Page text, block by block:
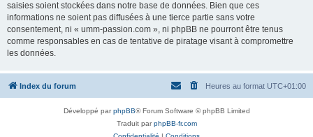
saisies soient stockées dans notre base de données. Bien que ces
informations ne soient pas diffusées à une tierce partie sans votre
consentement, ni « umm-passion.com », ni phpBB ne pourront être tenus
comme responsables en cas de tentative de piratage visant à compromettre
les données.
Index du forum Heures au format UTC+01:00
Développé parphpBB® Forum Software © phpBB Limited
Traduit parphpBB-fr.com